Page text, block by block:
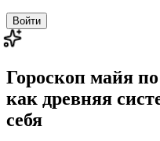
Войти
Гороскоп майя по
как древняя
себя